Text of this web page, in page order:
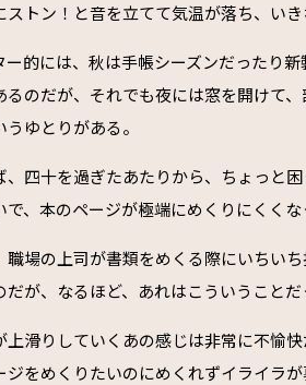
ストン！と音を立てて気温が落ち、い
ー的には、秋は手帳シーズンだったり
るのだが、それでも夜には窓を開けて
ゆとりがある。
、四十を過ぎたあたりから、ちょっと
で、本のページが極端にめくりにくくな
職場の上司が書類をめくる際にいちい
だが、なるほど、あれはこういうこと
滑りしていくあの感じは非常に不愉
をめくりたいのにめくれずイライラが